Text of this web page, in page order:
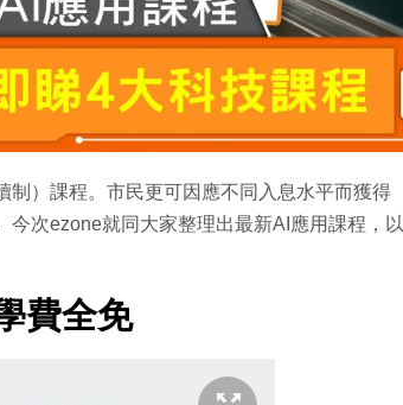
）課程。市民更可因應不同入息水平而獲得
次ezone就同大家整理出最新AI應用課程，以
費全免